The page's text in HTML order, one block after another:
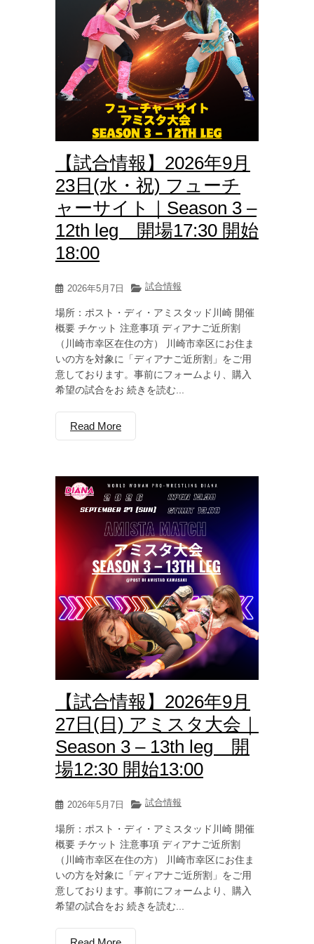
【試合情報】2026年9月
23日(水・祝) フューチ
ャーサイト｜Season 3 –
12th leg 開場17:30 開始
18:00
2026年5月7日 試合情報
場所：ポスト・ディ・アミスタッド川崎 開催
概要 チケット 注意事項 ディアナご近所割
（川崎市幸区在住の方） 川崎市幸区にお住ま
いの方を対象に「ディアナご近所割」をご用
意しております。事前にフォームより、購入
希望の試合をお 続きを読む...
Read More
【試合情報】2026年9月
27日(日) アミスタ大会｜
Season 3 – 13th leg 開
場12:30 開始13:00
2026年5月7日 試合情報
場所：ポスト・ディ・アミスタッド川崎 開催
概要 チケット 注意事項 ディアナご近所割
（川崎市幸区在住の方） 川崎市幸区にお住ま
いの方を対象に「ディアナご近所割」をご用
意しております。事前にフォームより、購入
希望の試合をお 続きを読む...